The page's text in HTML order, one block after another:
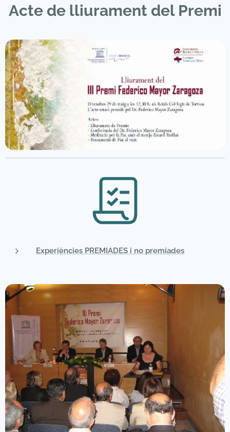
Acte de lliurament del Premi
Experiències PREMIADES i no premiades